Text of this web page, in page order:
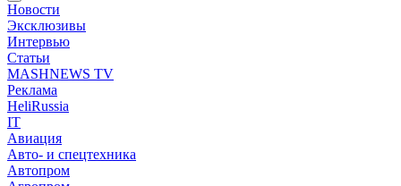
Новости
Эксклюзивы
Интервью
Статьи
MASHNEWS TV
Реклама
HeliRussia
IT
Авиация
Авто- и спецтехника
Автопром